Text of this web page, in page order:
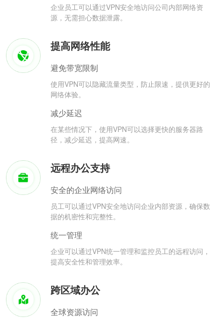
企业员工可以通过VPN安全地访问公司内部网络资
源，无需担心数据泄露。
提高网络性能
避免带宽限制
使用VPN可以隐藏流量类型，防止限速，提供更好的
网络体验。
减少延迟
在某些情况下，使用VPN可以选择更快的服务器路
径，减少延迟，提高网速。
远程办公支持
安全的企业网络访问
员工可以通过VPN安全地访问企业内部资源，确保数
据的机密性和完整性。
统一管理
企业可以通过VPN统一管理和监控员工的远程访问，
提高安全性和管理效率。
跨区域办公
全球资源访问